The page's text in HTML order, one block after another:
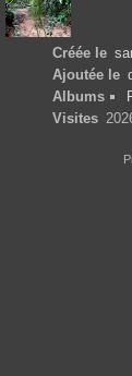
Créée le
Ajoutée le
Albums
Visites